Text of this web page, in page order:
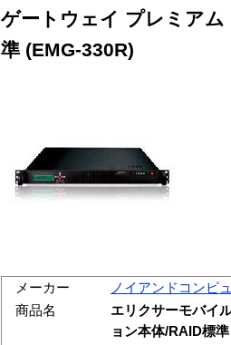
ゲートウェイ プレミア
準 (EMG-330R)
メーカー
ノイアンドコンピ
商品名
エリクサーモバイ
ョン本体/RAID標準